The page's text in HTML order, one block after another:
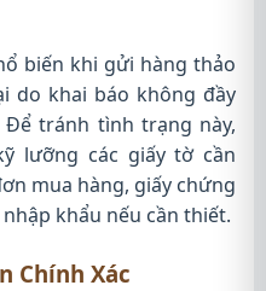
biến khi gửi hàng thảo
do khai báo không đầy
tránh tình trạng này,
lưỡng các giấy tờ cần
mua hàng, giấy chứng
khẩu nếu cần thiết.
Chính Xác